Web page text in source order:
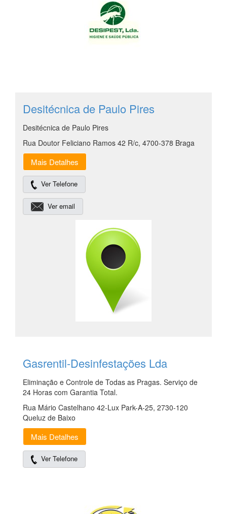
Desitécnica de Paulo Pires
Desitécnica de Paulo Pires
Rua Doutor Feliciano Ramos 42 R/c, 4700-378 Braga
Mais Detalhes
Ver Telefone
Ver email
Gasrentil-Desinfestações Lda
Eliminação e Controle de Todas as Pragas. Serviço de
24 Horas com Garantia Total.
Rua Mário Castelhano 42-Lux Park-A-25, 2730-120
Queluz de Baixo
Mais Detalhes
Ver Telefone